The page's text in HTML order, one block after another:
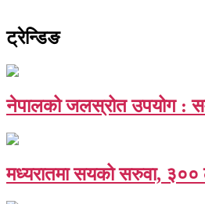
ट्रेन्डिङ
नेपालको जलस्रोत उपयोग :
मध्यरातमा सयको सरुवा, ३००